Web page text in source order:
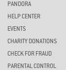
PANDORA
HELP CENTER
EVENTS
CHARITY DONATIONS
CHECK FOR FRAUD
PARENTAL CONTROL